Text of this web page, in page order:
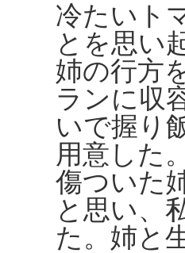
冷たいト
とを思い
姉の行方
ランに収
いで握り
用意した
傷ついた
と思い、
た。姉と